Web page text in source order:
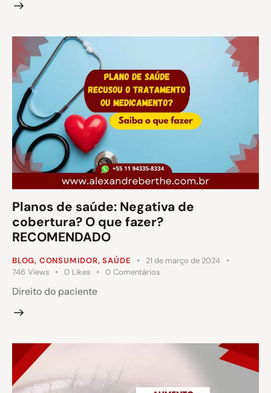
Planos de saúde: Negativa de
cobertura? O que fazer?
RECOMENDADO
BLOG, CONSUMIDOR,SAÚDE
21 de março de 2024
746 Views 0 Likes 0 Comentários
Direito do paciente